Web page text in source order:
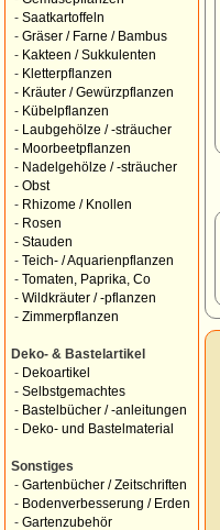
- Saatkartoffeln
- Gräser / Farne / Bambus
- Kakteen / Sukkulenten
- Kletterpflanzen
- Kräuter / Gewürzpflanzen
- Kübelpflanzen
-
Laubgehölze / -sträucher
- Moorbeetpflanzen
- Nadelgehölze / -sträucher
- Obst
- Rhizome / Knollen
- Rosen
- Stauden
- Teich- / Aquarienpflanzen
- Tomaten, Paprika, Co
- Wildkräuter / -pflanzen
- Zimmerpflanzen
Deko- & Bastelartikel
- Dekoartikel
- Selbstgemachtes
- Bastelbücher / -anleitungen
- Deko- und Bastelmaterial
Sonstiges
- Gartenbücher / Zeitschriften
- Bodenverbesserung / Erden
- Gartenzubehör